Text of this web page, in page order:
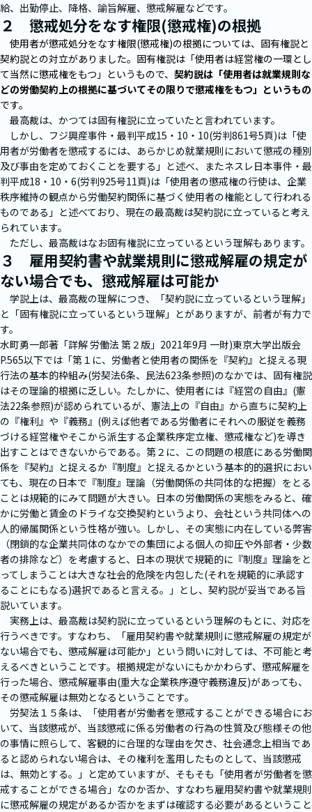
給、出勤停止、降格、諭旨解雇、懲戒解雇などです。
２ 懲戒処分をなす権限(懲戒権)の根拠
使用者が懲戒処分をなす権限(懲戒権)の根拠については、固有権説と
契約説との対立がありました。固有権説は「使用者は経営権の一環とし
て当然に懲戒権をもつ」というもので、 契約説は「使用者は就業規則な
どの労働契約上の根拠に基づいてその限りで懲戒権をもつ」というもの
です。
最高裁は、かつては固有権説に立っていたと言われています。
しかし、フジ興産事件・最判平成15・10・10(労判861号5頁)は「使
用者が労働者を懲戒するには、あらかじめ就業規則において懲戒の種別
及び事由を定めておくことを要する」と述べ、またネスレ日本事件・最
判平成18・10・6(労判925号11頁)は「使用者の懲戒権の行使は、企業
秩序維持の観点から労働契約関係に基づく使用者の権能として行われる
ものである」と述べており、現在の最高裁は契約説に立っていると考え
られています。
ただし、最高裁はなお固有権説に立っているという理解もあります。
３ 雇用契約書や就業規則に懲戒解雇の規定が
ない場合でも、懲戒解雇は可能か
学説上は、最高裁の理解につき、「契約説に立っているという理解」
と「固有権説に立っているという理解」とがありますが、前者が有力で
す。
水町勇一郎著「詳解 労働法 第２版」2021年9月 一財)東京大学出版会
P.565以下では「第１に、労働者と使用者の関係を『契約』と捉える現
行法の基本的枠組み(労契法6条、民法623条参照)のなかでは、固有権説
はその理論的根拠に乏しい。たしかに、使用者には『経営の自由』(憲
法22条参照)が認められているが、憲法上の『自由』から直ちに契約上
の『権利』や『義務』(例えば他者である労働者にそれへの服従を義務
づける経営権やそこから派生する企業秩序定立権、懲戒権など)を導き
出すことはできないからである。第２に、この問題の根底にある労働関
係を『契約』と捉えるか『制度』と捉えるかという基本的的選択におい
ても、現在の日本で『制度』理論（労働関係の共同体的な把握）をとる
ことは規範的にみて問題が大きい。日本の労働関係の実態をみると、確
かに労働と賃金のドライな交換契約というより、会社という共同体への
人的帰属関係という性格が強い。しかし、その実態に内在している弊害
（閉鎖的な企業共同体のなかでの集団による個人の抑圧や外部者・少数
者の排除など）を考慮すると、日本の現状で規範的に『制度』理論をと
ってしまうことは大きな社会的危険を内包した(それを規範的に承認す
ることにもなる)選択であると言える。」とし、契約説が妥当である旨
説いています。
実務上は、最高裁は契約説に立っているという理解のもとに、対応を
行うべきです。すなわち、「雇用契約書や就業規則に懲戒解雇の規定が
ない場合でも、懲戒解雇は可能か」という問いに対しては、不可能と考
えるべきということです。根拠規定がないにもかかわらず、懲戒解雇を
行った場合、懲戒解雇事由(重大な企業秩序遵守義務違反)があっても、
その懲戒解雇は無効となるということです。
労契法１５条は、「使用者が労働者を懲戒することができる場合にお
いて、当該懲戒が、当該懲戒に係る労働者の行為の性質及び態様その他
の事情に照らして、客観的に合理的な理由を欠き、社会通念上相当であ
ると認められない場合は、その権利を濫用したものとして、当該懲戒
は、無効とする。」と定めていますが、そもそも「使用者が労働者を懲
戒することができる場合」なのか否か、すなわち雇用契約書や就業規則
に懲戒解雇の規定があるか否かをまずは確認する必要があるということ